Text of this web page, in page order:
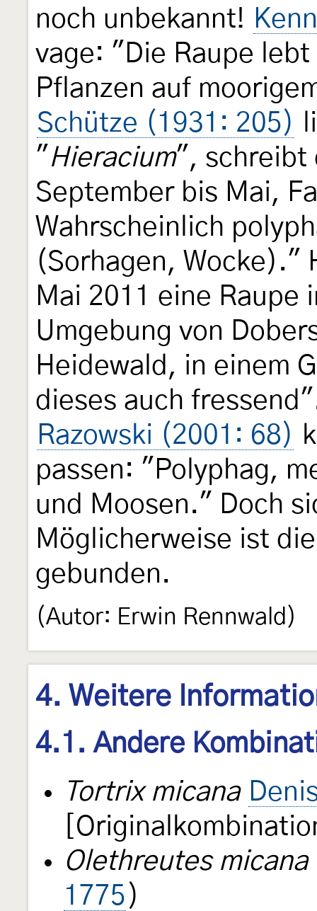
noch unbekannt!
vage: "Die Raupe
Pflanzen auf
Schütze (1931: 205)
" Hieracium", schreibt
September bis Mai,
Wahrscheinlich
(Sorhagen, Wocke)."
Mai 2011 eine Raupe
Umgebung von
Heidewald, in einem
dieses auch
Razowski (2001: 68)
passen: "Polyphag,
und Moosen." Doch
Möglicherweise ist
gebunden.
(Autor: Erwin Rennwald)
4. Weitere
4.1. Andere
Tortrix micana
Olethreutes micana
1775 )